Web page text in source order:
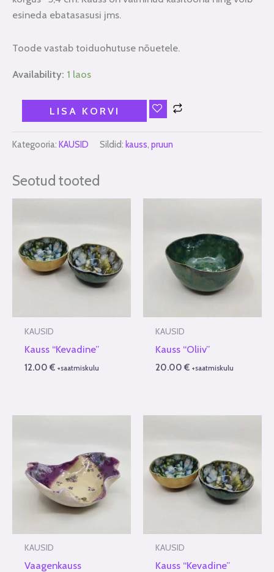
esineda ebatasasusi jms.
Toode vastab toiduohutuse nõuetele.
Availability: 1 laos
LISA KORVI
Kategooria: KAUSID Sildid: kauss, pruun
Seotud tooted
KAUSID
Kauss “Kevadine”
12.00€ +saatmiskulu
KAUSID
Kauss “Oliiv”
20.00€ +saatmiskulu
KAUSID
Vaagenkauss
KAUSID
Kauss “Kevadine”